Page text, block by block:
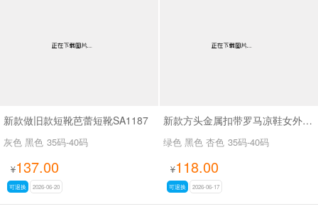
新款做旧款短靴芭蕾短靴SA1187
灰色 黑色 35码-40码
¥137.00
可退换 2026-06-20
新款方头金属扣带罗马凉鞋女外穿平底内增高凉鞋SA2652-1
绿色 黑色 杏色 35码-40码
¥118.00
可退换 2026-06-17